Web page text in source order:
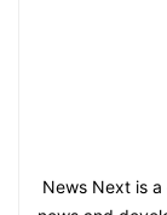
News Next is